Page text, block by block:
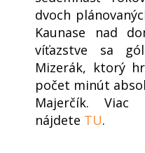
dvoch
Kaunase nad
víťazstve sa
Mizerák, ktorý
počet minút
Majerčík. Viac
nájdete TU.